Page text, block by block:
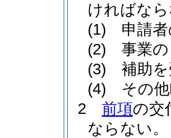
ければな
(1)
申請
(2)
事業
(3)
補助
(4)
その
2
前項の交
ならない。